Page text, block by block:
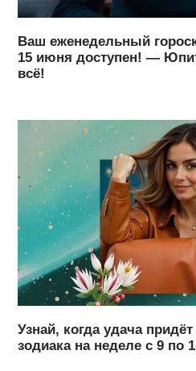
Ваш еженедельный
15 июня доступен! —
всё!
Узнай, когда удача
зодиака на неделе с 9 по